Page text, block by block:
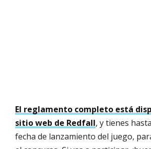
El reglamento completo está
sitio web de Redfall, y tienes
fecha de lanzamiento del juego,